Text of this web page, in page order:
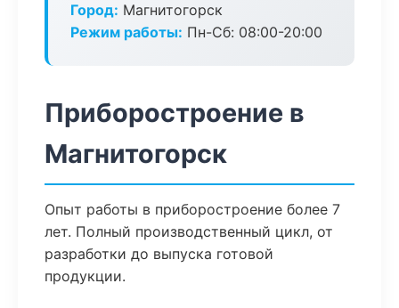
Город: Магнитогорск
Режим работы: Пн-Сб: 08:00-20:00
Приборостроение в
Магнитогорск
Опыт работы в приборостроение более 7
лет. Полный производственный цикл, от
разработки до выпуска готовой
продукции.